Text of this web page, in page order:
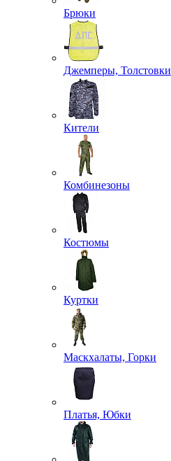
Брюки
Джемперы, Толстовки
Кители
Комбинезоны
Костюмы
Куртки
Маскхалаты, Горки
Платья, Юбки